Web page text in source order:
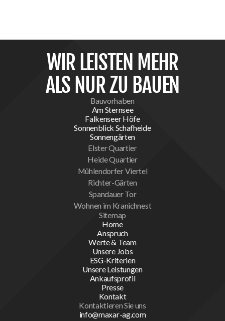
Wohnungen
WIR LEISTEN MEHR
ALS NUR ZU BAUEN
Bauvorhaben
Am Sternsee
Falkenseer Höfe
Sonnenblick Schafheide
Sonnengärten
Elster Quartier
Heide Quartier
Mühlendorfer Viertel
Richter-Gärten
Spandauer Tor
Wohnen im Kranichnest
Sitemap
Home
Anspruch
Werte & Team
Unsere Jobs
ESG-Kriterien
Unsere Leistungen
Ankaufsprofil
Presse
Kontakt
Kontaktieren Sie uns
info@maxar-ag.com